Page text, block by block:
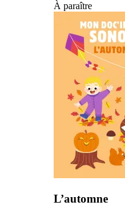
À paraître
L’automne